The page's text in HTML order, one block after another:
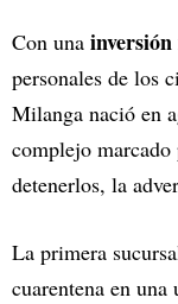
Con una
personales de los
Milanga nació en
complejo
detenerlos, la
La primera
cuarentena en